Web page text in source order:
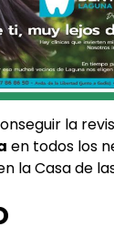
la
en todos los
la Casa de